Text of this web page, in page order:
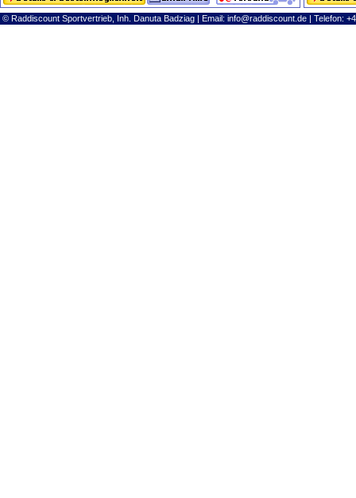
© Raddiscount Sportvertrieb, Inh. Danuta Badziag | Email: info@raddiscount.de | Telefon: